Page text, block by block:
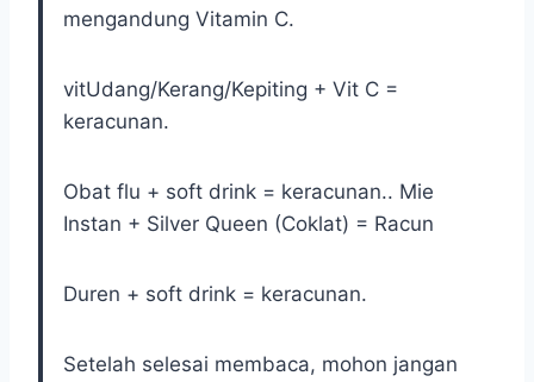
mengandung Vitamin C.
vitUdang/Kerang/Kepiting + Vit C =
keracunan.
Obat flu + soft drink = keracunan.. Mie
Instan + Silver Queen (Coklat) = Racun
Duren + soft drink = keracunan.
Setelah selesai membaca, mohon jangan